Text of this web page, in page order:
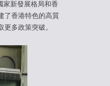
新發展格局和香
了香港特色的高質
多政策突破。